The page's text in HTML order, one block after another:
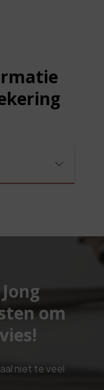
om
niet te veel